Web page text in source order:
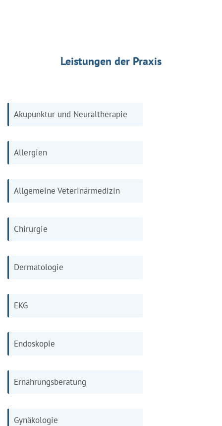
Leistungen der Praxis
Akupunktur und Neuraltherapie
Allergien
Allgemeine Veterinärmedizin
Chirurgie
Dermatologie
EKG
Endoskopie
Ernährungsberatung
Gynäkologie